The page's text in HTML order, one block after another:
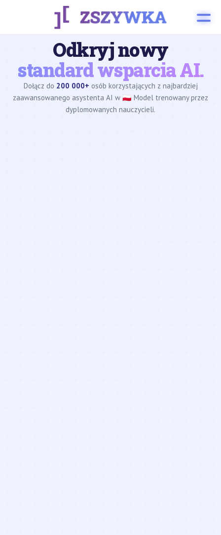
Odkryj nowy
standard wsparcia AI.
Dołącz do 200 000+ osób korzystających z najbardziej
zaawansowanego asystenta AI w 🇵🇱 Model trenowany przez
dyplomowanych nauczycieli.